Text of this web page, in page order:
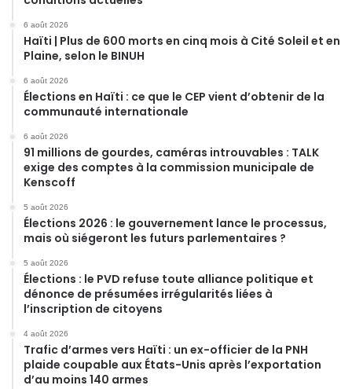
6 août 2026
Haïti | Plus de 600 morts en cinq mois à Cité Soleil et en
Plaine, selon le BINUH
6 août 2026
Élections en Haïti : ce que le CEP vient d’obtenir de la
communauté internationale
6 août 2026
91 millions de gourdes, caméras introuvables : TALK
exige des comptes à la commission municipale de
Kenscoff
5 août 2026
Élections 2026 : le gouvernement lance le processus,
mais où siégeront les futurs parlementaires ?
5 août 2026
Élections : le PVD refuse toute alliance politique et
dénonce de présumées irrégularités liées à
l’inscription de citoyens
4 août 2026
Trafic d’armes vers Haïti : un ex-officier de la PNH
plaide coupable aux États-Unis après l’exportation
d’au moins 140 armes